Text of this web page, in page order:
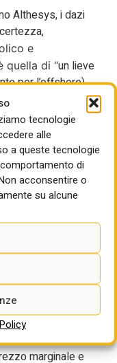
tecnologie
alle
a queste tecnologie
di
acconsentire o
su alcune
Althesys, i dazi
e
quella di “un lieve
per l’offshore),
e in parte della
una risalita dei
della domanda
sono attese
quindi, è
Tuttavia, i
minor costo del
dei moduli”.
secondo
modificando il
i prezzi
spesso
rinnovabili non
marginale e